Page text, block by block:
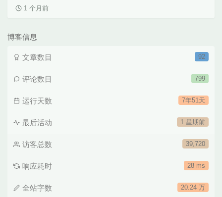
1 个月前
博客信息
92
文章数目
799
评论数目
7年51天
运行天数
1 星期前
最后活动
39,720
访客总数
28 ms
响应耗时
20.24 万
全站字数